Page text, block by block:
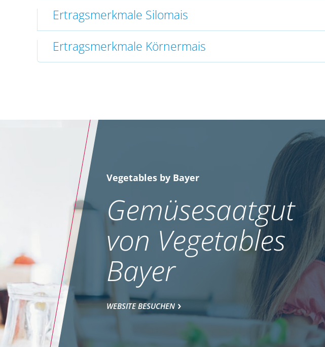
Ertragsmerkmale Silomais
Ertragsmerkmale Körnermais
Vegetables by Bayer
Gemüsesaatgut
von Vegetables
Bayer
WEBSITE BESUCHEN